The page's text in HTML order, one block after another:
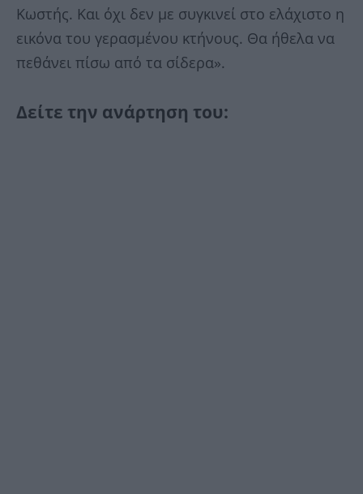
Κωστής. Και όχι δεν με συγκινεί στο ελάχιστο η
εικόνα του γερασμένου κτήνους. Θα ήθελα να
πεθάνει πίσω από τα σίδερα».
Δείτε την ανάρτηση του: